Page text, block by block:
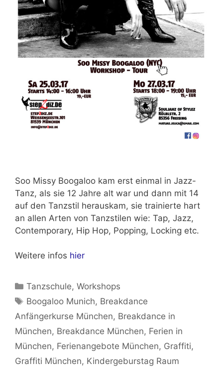
Soo Missy Boogaloo kam erst einmal in Jazz-
Tanz, als sie 12 Jahre alt war und dann mit 14
auf den Tanzstil herauskam, sie trainierte hart
an allen Arten von Tanzstilen wie: Tap, Jazz,
Contemporary, Hip Hop, Popping, Locking etc.
Weitere infos hier
Kategorien
Tanzschule,Workshops
Schlagwörter
Boogaloo Munich, Breakdance
Anfängerkurse München, Breakdance in
München, Breakdance München, Ferien in
München, Ferienangebote München, Graffiti,
Graffiti München, Kindergeburstag Raum